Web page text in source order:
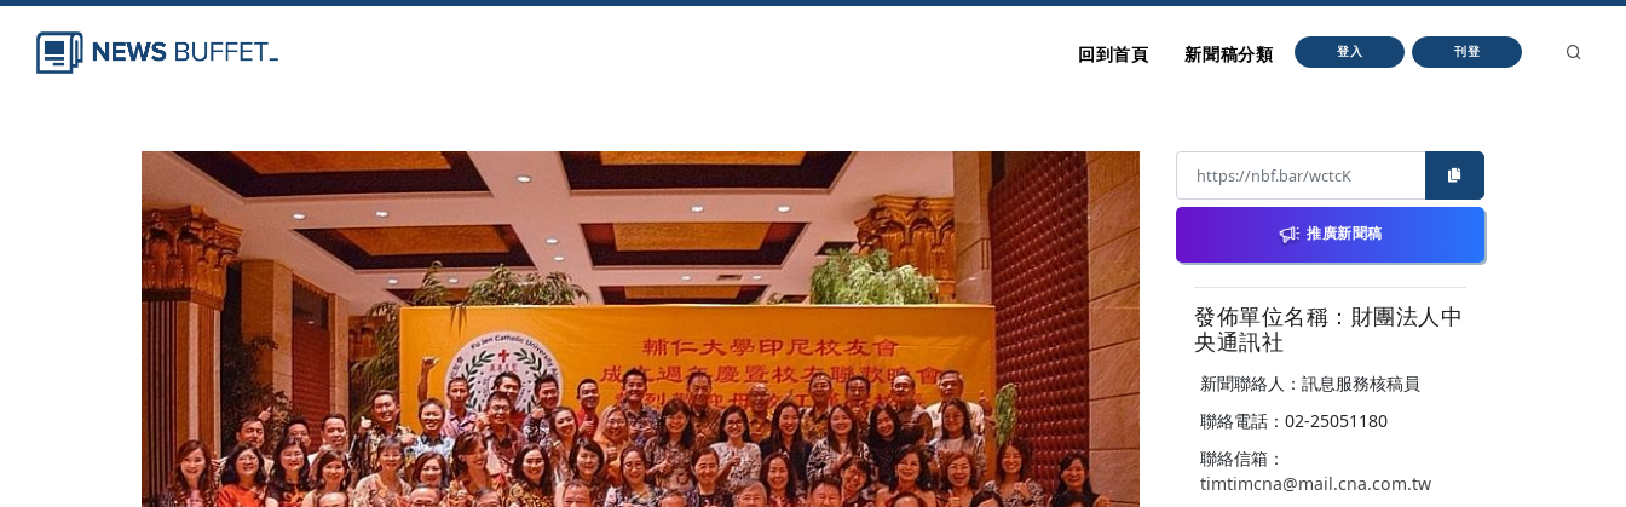
回到首頁 新聞稿分類 登入 刊登
推廣新聞稿
發佈單位名稱：財團法人中
央通訊社
新聞聯絡人：訊息服務核稿員
聯絡電話：02-25051180
聯絡信箱：
timtimcna@mail.cna.com.tw